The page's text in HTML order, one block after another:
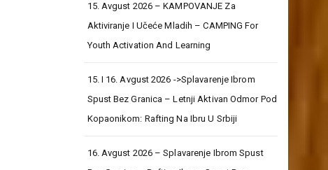
15. Avgust 2026 – KAMPOVANJE Za
Aktiviranje I Učeće Mladih – CAMPING For
Youth Activation And Learning
15. I 16. Avgust 2026 ->Splavarenje Ibrom
Spust Bez Granica – Letnji Aktivan Odmor Pod
Kopaonikom: Rafting Na Ibru U Srbiji
16. Avgust 2026 – Splavarenje Ibrom Spust